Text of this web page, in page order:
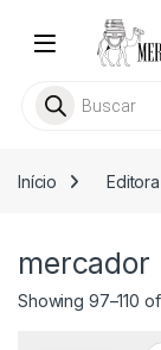
Busca livros
Início Editora
mercador
Showing 97–110